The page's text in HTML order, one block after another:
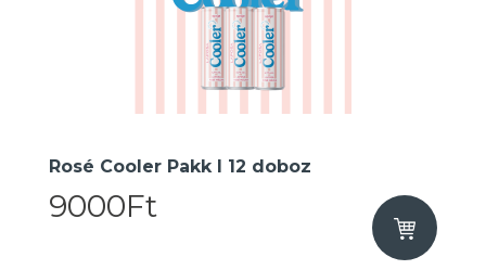
Rosé Cooler Pakk I 12 doboz
9000Ft